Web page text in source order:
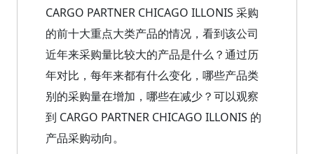
CARGO PARTNER CHICAGO ILLONIS 采购
的前十大重点大类产品的情况，看到该公司
近年来采购量比较大的产品是什么？通过历
年对比，每年来都有什么变化，哪些产品类
别的采购量在增加，哪些在减少？可以观察
到 CARGO PARTNER CHICAGO ILLONIS 的
产品采购动向。